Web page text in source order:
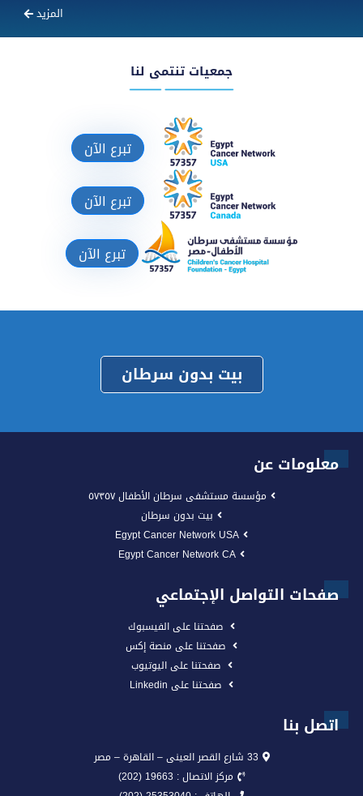
المزيد
جمعيات تنتمى لنا
تبرع الآن
تبرع الآن
تبرع الآن
بيت بدون سرطان
معلومات عن
مؤسسة مستشفى سرطان الأطفال ٥٧٣٥٧
بيت بدون سرطان
Egypt Cancer Network USA
Egypt Cancer Network CA
صفحات التواصل الإجتماعي
صفحتنا على الفيسبوك
صفحتنا على منصة إكس
صفحتنا على اليوتيوب
صفحتنا على Linkedin
اتصل بنا
33 شارع القصر العينى – القاهرة – مصر
مركز الاتصال : 19663 (202)